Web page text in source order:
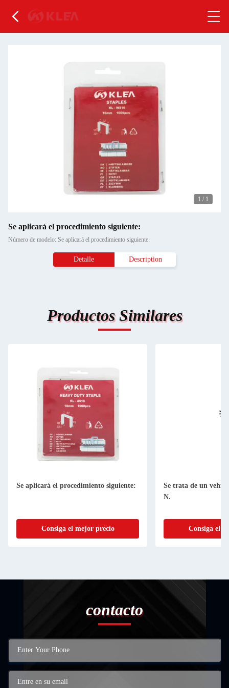
1 / 1
Se aplicará el procedimiento siguiente:
Número de modelo: Se aplicará el procedimiento siguiente:
Detalle Description
Productos Similares
Se aplicará el procedimiento siguiente:
Consiga el mejor precio
Se trata de un
N.
Consiga el
contacto